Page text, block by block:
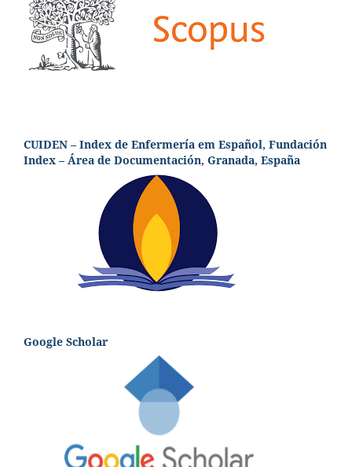
CUIDEN – Index de Enfermería em Español, Fundación
Index – Área de Documentación, Granada, España
Google Scholar